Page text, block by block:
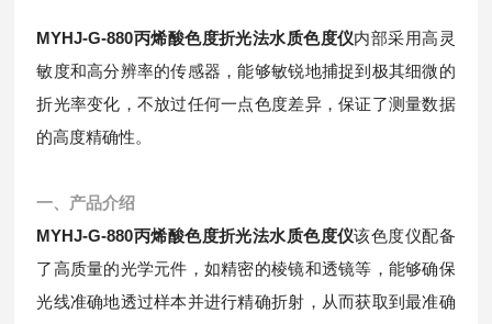
MYHJ-G-880丙烯酸色度折光法水质色度仪内部采用高灵
敏度和高分辨率的传感器，能够敏锐地捕捉到极其细微的
折光率变化，不放过任何一点色度差异，保证了测量数据
的高度精确性。
一、产品介绍
MYHJ-G-880丙烯酸色度折光法水质色度仪该色度仪配备
了高质量的光学元件，如精密的棱镜和透镜等，能够确保
光线准确地透过样本并进行精确折射，从而获取到最准确